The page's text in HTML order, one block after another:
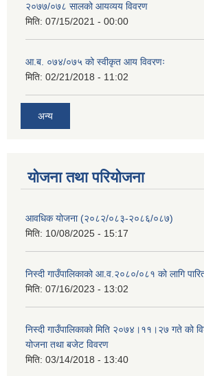
२०७७/०७८ सालको आयव्यय विवरण
मिति: 07/15/2021 - 00:00
आ.ब. ०७४/०७५ को स्वीकृत आय विवरणः
मिति: 02/21/2018 - 11:02
अन्य
योजना तथा परियोजना
आवधिक योजना (२०८२/०८३-२०८६/०८७)
मिति: 10/08/2025 - 15:17
निस्दी गाउँपालिकाको आ.व.२०८०/०८१ को लागि
मिति: 07/16/2023 - 13:02
निस्दी गाउँपालिकाको मिति २०७४।११।२७ गते को
योजना तथा बजेट विवरण
मिति: 03/14/2018 - 13:40